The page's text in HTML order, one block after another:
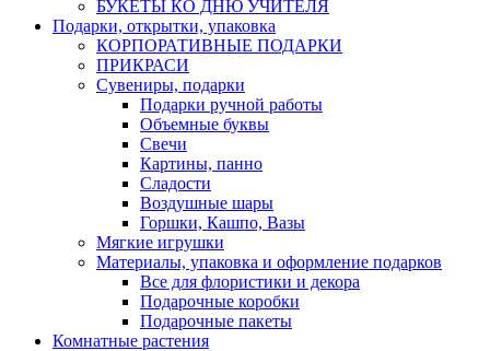
БУКЕТЫ КО ДНЮ УЧИТЕЛЯ
Подарки, открытки, упаковка
КОРПОРАТИВНЫЕ ПОДАРКИ
ПРИКРАСИ
Сувениры, подарки
Подарки ручной работы
Объемные буквы
Свечи
Картины, панно
Сладости
Воздушные шары
Горшки, Кашпо, Вазы
Мягкие игрушки
Материалы, упаковка и оформление подарков
Все для флористики и декора
Подарочные коробки
Подарочные пакеты
Комнатные растения